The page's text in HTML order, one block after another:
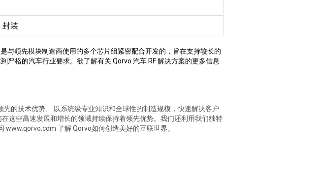
封装
与领先模块制造商使用的多个芯片组紧密配合开发的，旨在支持较长的
严格的汽车行业要求。 欲了解有关 Qorvo 汽车 RF 解决方案的更多信息
的技术优势、
以系统级专业知识和全球性的制造规模，快速解决客户
这些高速发展和增长的领域持续保持着领先优势。我们还利用我们独特
www.qorvo.com 了解Qorvo如何创造美好的互联世界。